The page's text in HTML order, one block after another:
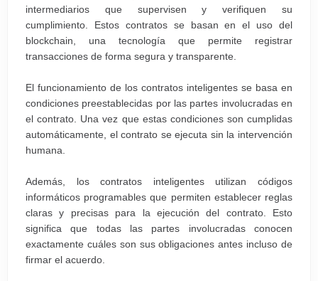
intermediarios que supervisen y verifiquen su
cumplimiento. Estos contratos se basan en el uso del
blockchain, una tecnología que permite registrar
transacciones de forma segura y transparente.
El funcionamiento de los contratos inteligentes se basa en
condiciones preestablecidas por las partes involucradas en
el contrato. Una vez que estas condiciones son cumplidas
automáticamente, el contrato se ejecuta sin la intervención
humana.
Además, los contratos inteligentes utilizan códigos
informáticos programables que permiten establecer reglas
claras y precisas para la ejecución del contrato. Esto
significa que todas las partes involucradas conocen
exactamente cuáles son sus obligaciones antes incluso de
firmar el acuerdo.